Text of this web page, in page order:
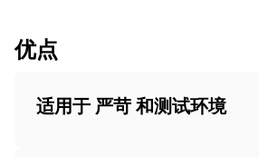
优点
适用于 严苛 和测试环境